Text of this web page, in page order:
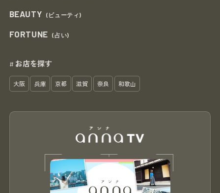
BEAUTY (ビューティ)
FORTUNE (占い)
# お店を探す
大阪 兵庫 京都 滋賀 奈良 和歌山